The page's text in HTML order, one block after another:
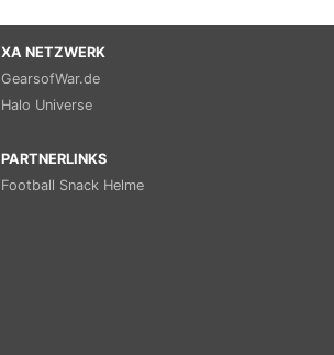
XA NETZWERK
GearsofWar.de
Halo Universe
PARTNERLINKS
Football Snack Helme